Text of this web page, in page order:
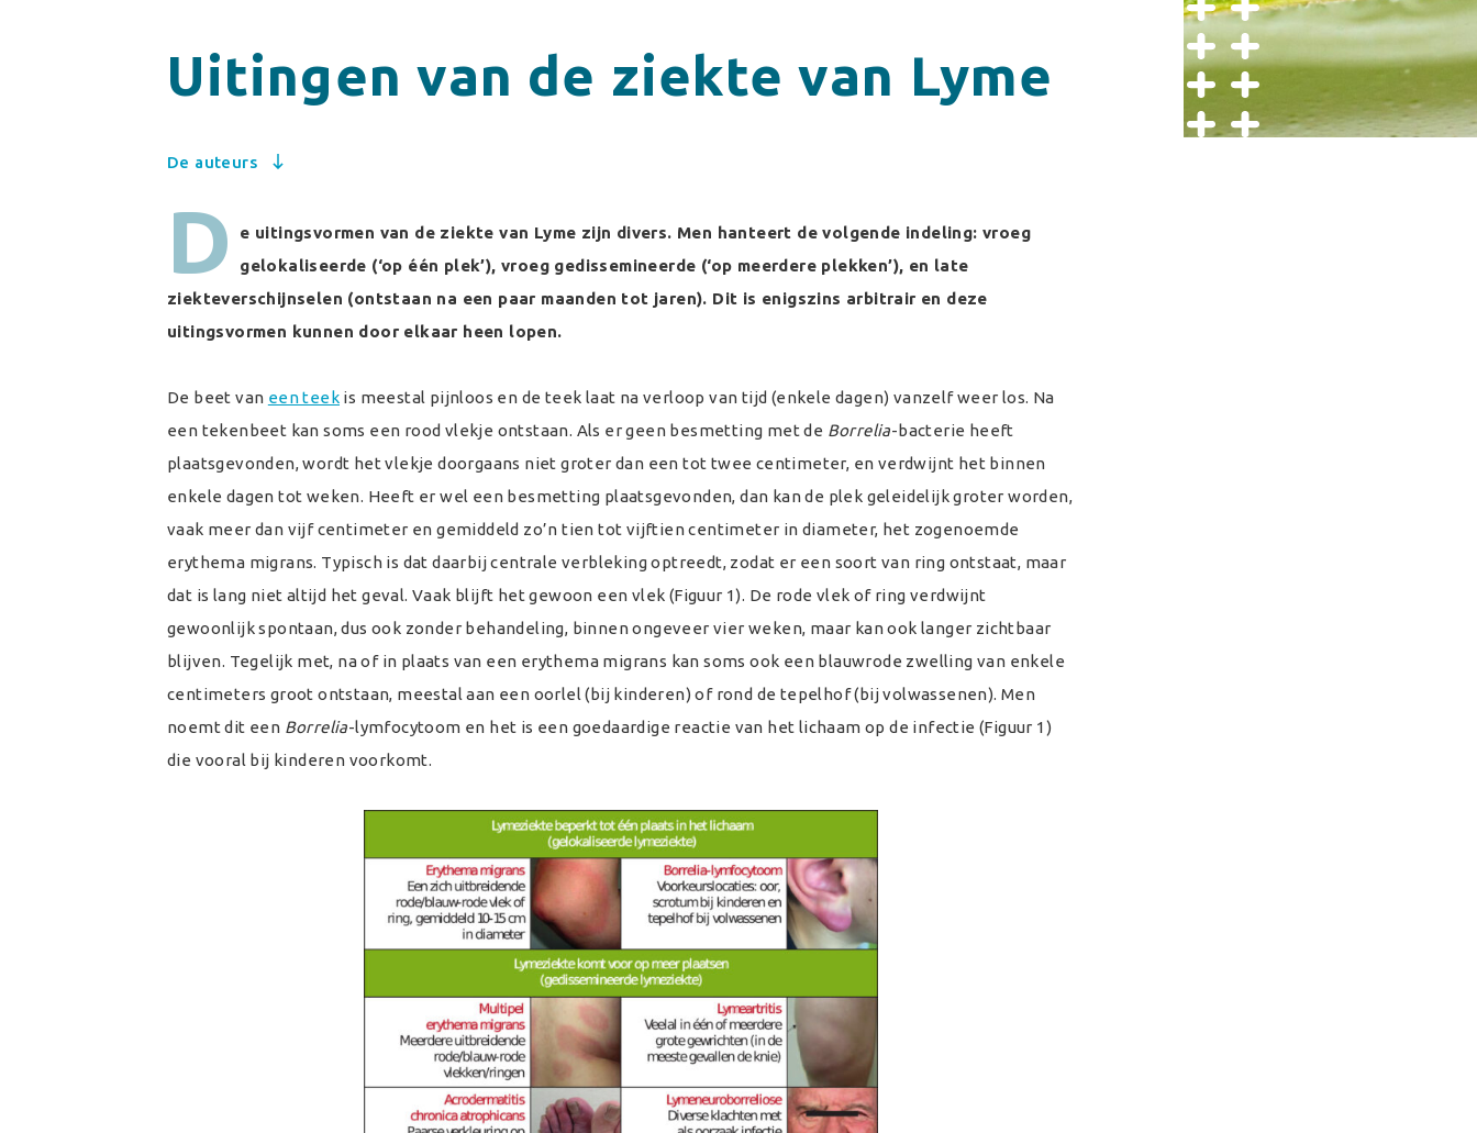
Uitingen van de ziekte van Lyme
De auteurs
D
e uitingsvormen van de ziekte van Lyme zijn divers. Men hanteert de volgende indeling: vroeg
gelokaliseerde (‘op één plek’), vroeg gedissemineerde (‘op meerdere plekken’), en late
ziekteverschijnselen (ontstaan na een paar maanden tot jaren). Dit is enigszins arbitrair en deze
uitingsvormen kunnen door elkaar heen lopen.
De beet van een teek is meestal pijnloos en de teek laat na verloop van tijd (enkele dagen) vanzelf weer los. Na
een tekenbeet kan soms een rood vlekje ontstaan. Als er geen besmetting met de Borrelia-bacterie heeft
plaatsgevonden, wordt het vlekje doorgaans niet groter dan een tot twee centimeter, en verdwijnt het binnen
enkele dagen tot weken. Heeft er wel een besmetting plaatsgevonden, dan kan de plek geleidelijk groter worden,
vaak meer dan vijf centimeter en gemiddeld zo’n tien tot vijftien centimeter in diameter, het zogenoemde
erythema migrans. Typisch is dat daarbij centrale verbleking optreedt, zodat er een soort van ring ontstaat, maar
dat is lang niet altijd het geval. Vaak blijft het gewoon een vlek (Figuur 1). De rode vlek of ring verdwijnt
gewoonlijk spontaan, dus ook zonder behandeling, binnen ongeveer vier weken, maar kan ook langer zichtbaar
blijven. Tegelijk met, na of in plaats van een erythema migrans kan soms ook een blauwrode zwelling van enkele
centimeters groot ontstaan, meestal aan een oorlel (bij kinderen) of rond de tepelhof (bij volwassenen). Men
noemt dit een Borrelia-lymfocytoom en het is een goedaardige reactie van het lichaam op de infectie (Figuur 1)
die vooral bij kinderen voorkomt.